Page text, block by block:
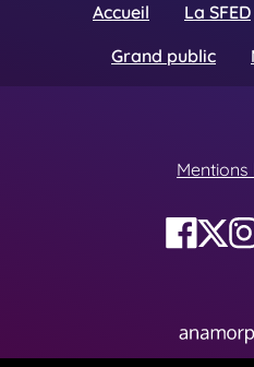
Accueil La SFED
Grand public